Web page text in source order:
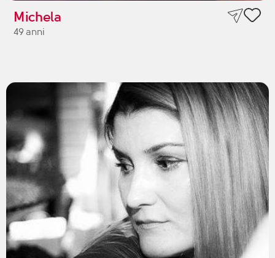
Michela
49 anni